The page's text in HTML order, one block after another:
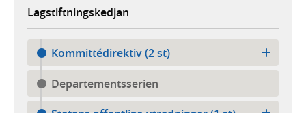
Lagstiftningskedjan
Kommittédirektiv (2 st)
Departementsserien